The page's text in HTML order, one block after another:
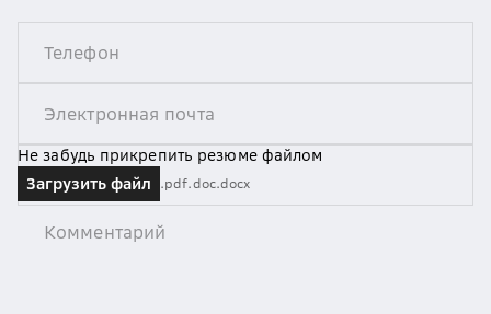
Не забудь прикрепить резюме файлом
Загрузить файл
.pdf.doc.docx